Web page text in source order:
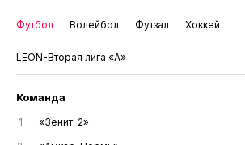
Футбол Волейбол Футзал Хоккей
LEON-Вторая лига «А»
Команда
1 «Зенит-2»